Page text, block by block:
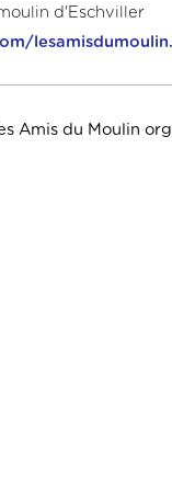
d'Eschviller
Amis du Moulin